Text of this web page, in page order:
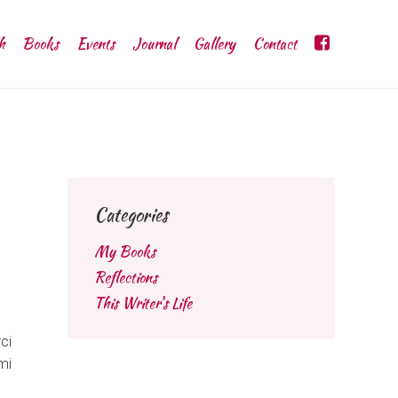
Books Events Journal Gallery Contact
Categories
My Books
Reflections
This Writer's Life